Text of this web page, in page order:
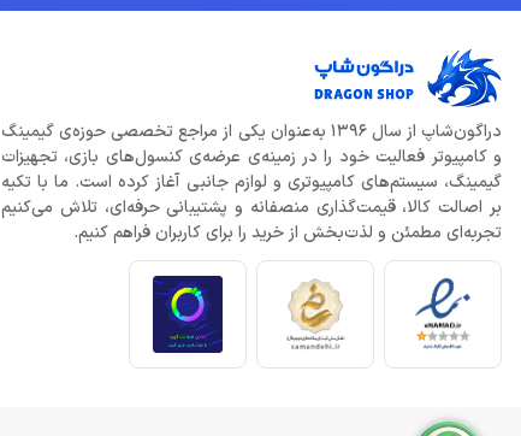
دراگون‌شاپ از سال 1396 به‌عنوان یکی از مراجع تخصصی حوزه‌ی گیمینگ
و کامپیوتر فعالیت خود را در زمینه‌ی عرضه‌ی کنسول‌های بازی، تجهیزات
گیمینگ، سیستم‌های کامپیوتری و لوازم جانبی آغاز کرده است. ما با تکیه
بر اصالت کالا، قیمت‌گذاری منصفانه و پشتیبانی حرفه‌ای، تلاش می‌کنیم
تجربه‌ای مطمئن و لذت‌بخش از خرید را برای کاربران فراهم کنیم.